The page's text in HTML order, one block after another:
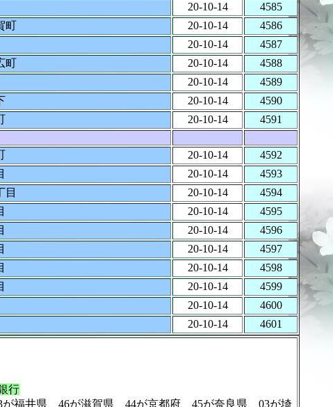
20-10-14
4585
町 20-10-14
4586
20-10-14
4587
町 20-10-14
4588
20-10-14
4589
20-10-14
4590
20-10-14 4591
20-10-14
4592
20-10-14
4593
目 20-10-14
4594
20-10-14
4595
20-10-14
4596
20-10-14
4597
20-10-14
4598
20-10-14
4599
20-10-14
4600
20-10-14
4601
行
46が滋賀県、44が京都府、45が奈良県、03が埼